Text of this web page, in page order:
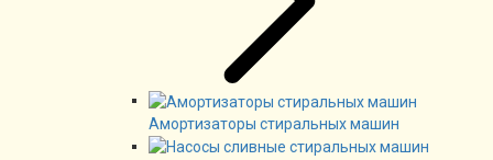
Амортизаторы стиральных машин